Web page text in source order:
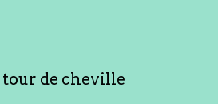
de cheville